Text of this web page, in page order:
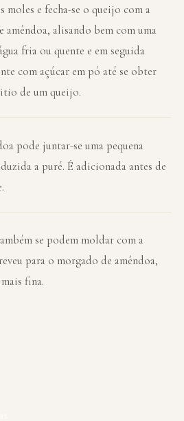
moles e fecha-se o queijo com a
amêndoa, alisando bem com uma
fria ou quente e em seguida
com açúcar em pó até se obter
de um queijo.
pode juntar-se uma pequena
a puré. É adicionada antes de
se podem moldar com a
para o morgado de amêndoa,
fina.